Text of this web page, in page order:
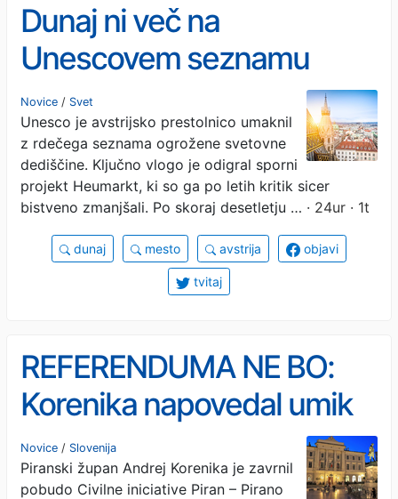
Dunaj ni več na
Unescovem seznamu
ogrožene svetovne
dediščine
Novice / Svet
Unesco je avstrijsko prestolnico umaknil
z rdečega seznama ogrožene svetovne
dediščine. Ključno vlogo je odigral sporni
projekt Heumarkt, ki so ga po letih kritik sicer
bistveno zmanjšali. Po skoraj desetletju … · 24ur · 1t
dunaj mesto avstrija objavi
tvitaj
REFERENDUMA NE BO:
Korenika napovedal umik
prodaje zemljišč v Fiesi
Novice / Slovenija
Piranski župan Andrej Korenika je zavrnil
pobudo Civilne iniciative Piran – Pirano